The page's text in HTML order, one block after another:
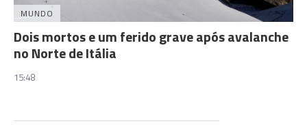
MUNDO
Dois mortos e um ferido grave após avalanche
no Norte de Itália
15:48